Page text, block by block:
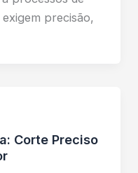
precisão,
Corte Preciso